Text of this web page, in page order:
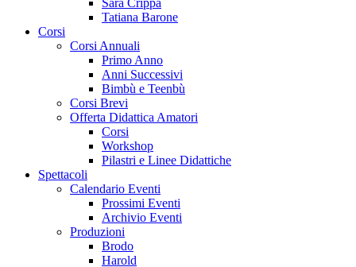
Sara Crippa
Tatiana Barone
Corsi
Corsi Annuali
Primo Anno
Anni Successivi
Bimbù e Teenbù
Corsi Brevi
Offerta Didattica Amatori
Corsi
Workshop
Pilastri e Linee Didattiche
Spettacoli
Calendario Eventi
Prossimi Eventi
Archivio Eventi
Produzioni
Brodo
Harold